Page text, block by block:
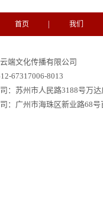
首页 我们
端文化传播有限公司
：苏州市人民路3188号万达
： 广州市海珠区新业路68
67317006-8013